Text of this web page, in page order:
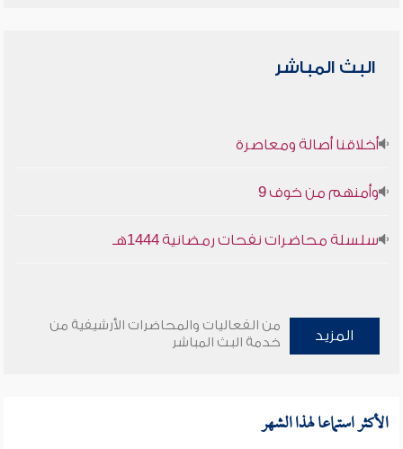
البث المباشر
أخلاقنا أصالة ومعاصرة
وأمنهم من خوف 9
سلسلة محاضرات نفحات رمضانية 1444هـ
المزيد
من الفعاليات والمحاضرات الأرشيفية من
خدمة البث المباشر
الأكثر استماعا لهذا الشهر